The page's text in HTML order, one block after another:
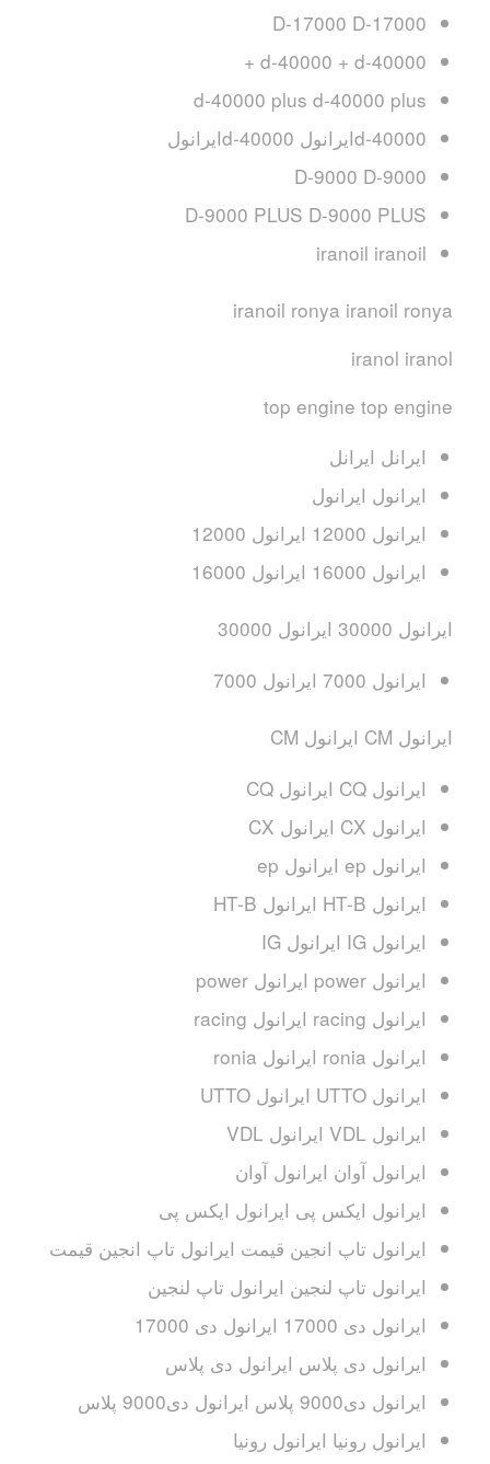
D-17000 D-17000
d-40000 + d-40000 +
d-40000 plus d-40000 plus
d-40000ایرانول d-40000ایرانول
D-9000 D-9000
D-9000 PLUS D-9000 PLUS
iranoil iranoil
iranoil ronya iranoil ronya
iranol iranol
top engine top engine
ایرانل ایرانل
ایرانول ایرانول
ایرانول 12000 ایرانول 12000
ایرانول 16000 ایرانول 16000
ایرانول 30000 ایرانول 30000
ایرانول 7000 ایرانول 7000
ایرانول CM ایرانول CM
ایرانول CQ ایرانول CQ
ایرانول CX ایرانول CX
ایرانول ep ایرانول ep
ایرانول HT-B ایرانول HT-B
ایرانول IG ایرانول IG
ایرانول power ایرانول power
ایرانول racing ایرانول racing
ایرانول ronia ایرانول ronia
ایرانول UTTO ایرانول UTTO
ایرانول VDL ایرانول VDL
ایرانول آوان ایرانول آوان
ایرانول ایکس پی ایرانول ایکس پی
ایرانول تاپ انجین قیمت ایرانول تاپ انجین قیمت
ایرانول تاپ لنجین ایرانول تاپ لنجین
ایرانول دی 17000 ایرانول دی 17000
ایرانول دی پلاس ایرانول دی پلاس
ایرانول دی9000 پلاس ایرانول دی9000 پلاس
ایرانول رونیا ایرانول رونیا